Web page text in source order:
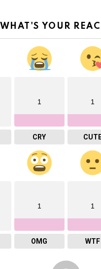
WHAT'S YOUR
1
CRY
1
1
OMG
1
WTF